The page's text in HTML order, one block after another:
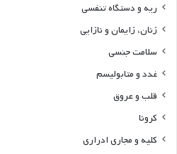
ریه و دستگاه تنفسی
زنان، زایمان و نازایی
سلامت جنسی
غدد و متابولیسم
قلب و عروق
کرونا
کلیه و مجاری ادراری